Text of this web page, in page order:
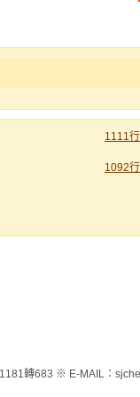
1111
1092
轉683 ※ E-MAIL：